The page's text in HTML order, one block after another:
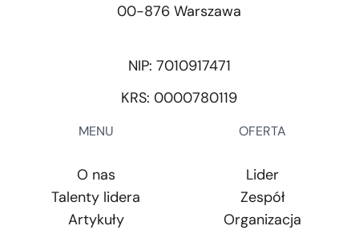
00-876 Warszawa
NIP: 7010917471
KRS: 0000780119
MENU
O nas
Talenty lidera
Artykuły
OFERTA
Lider
Zespół
Organizacja